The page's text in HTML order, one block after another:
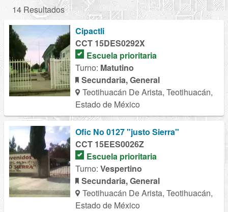
14 Resultados
Cipactli
CCT 15DES0292X
Escuela prioritaria
Turno: Matutino
Secundaria, General
Teotihuacán De Arista, Teotihuacán,
Estado de México
Ofic No 0127 "justo Sierra"
CCT 15EES0026Z
Escuela prioritaria
Turno: Vespertino
Secundaria, General
Teotihuacán De Arista, Teotihuacán,
Estado de México